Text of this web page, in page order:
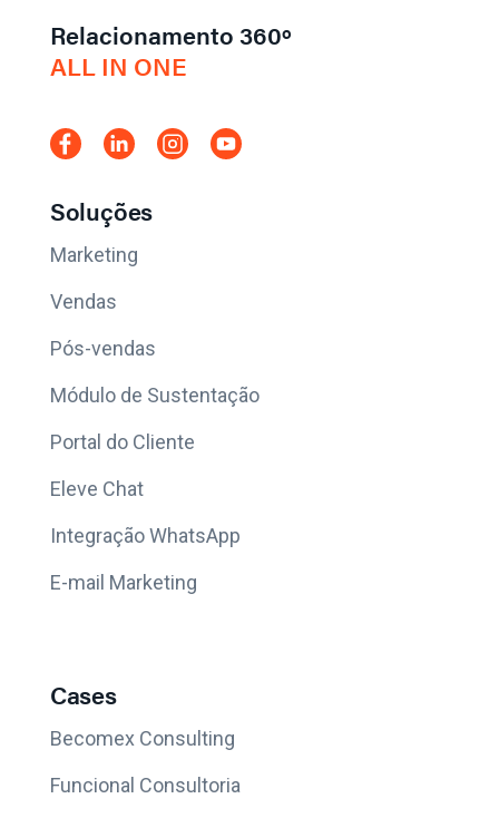
Relacionamento 360º
ALL IN ONE
Soluções
Marketing
Vendas
Pós-vendas
Módulo de Sustentação
Portal do Cliente
Eleve Chat
Integração WhatsApp
E-mail Marketing
Cases
Becomex Consulting
Funcional Consultoria